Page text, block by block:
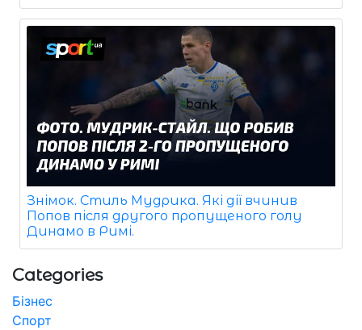
Знімок. Стиль Мудрика. Які дії вчинив
Попов після другого пропущеного голу
Динамо в Римі.
Categories
Бізнес
Спорт